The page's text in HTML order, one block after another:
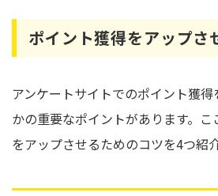
ポイント獲得をアップさ
アンケートサイトでのポイント獲
かの重要なポイントがあります。
をアップさせるためのコツを4つ紹介